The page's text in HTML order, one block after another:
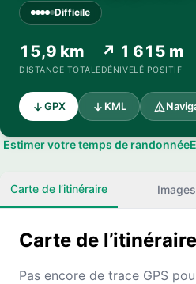
Difficile
15,9 km
DISTANCE TOTALE
↗ 1 615 m
DÉNIVELÉ POSITIF
GPX KML
Estimer votre temps de randonnée
Carte de l’itinéraire Images
Carte de l’itinéraire
Pas encore de trace GPS